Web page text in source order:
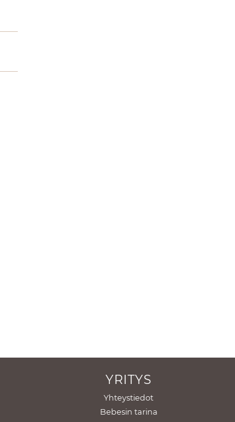
YRITYS
Yhteystiedot
Bebesin tarina